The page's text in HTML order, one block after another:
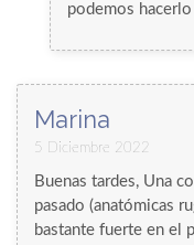
podemos
Marina
5 Diciembre 2022
Buenas tardes, Una
pasado (anatómicas
bastante fuerte en el